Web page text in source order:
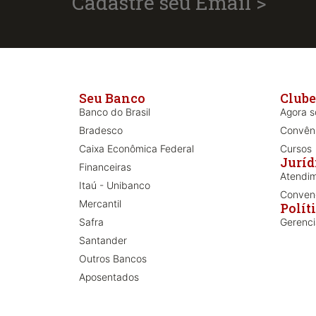
Seu Banco
Banco do Brasil
Bradesco
Caixa Econômica Federal
Financeiras
Itaú - Unibanco
Mercantil
Safra
Santander
Outros Bancos
Aposentados
Agora
Cursos